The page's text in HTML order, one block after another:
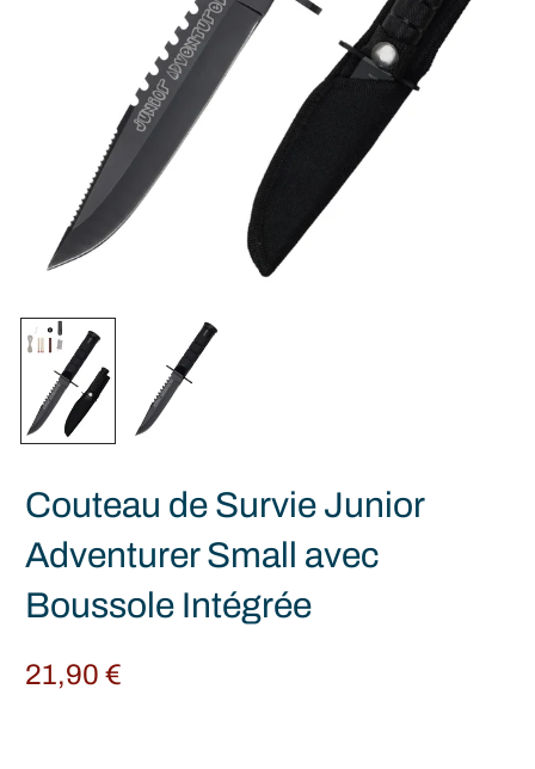
Couteau de Survie Junior
Adventurer Small avec
Boussole Intégrée
21,90€